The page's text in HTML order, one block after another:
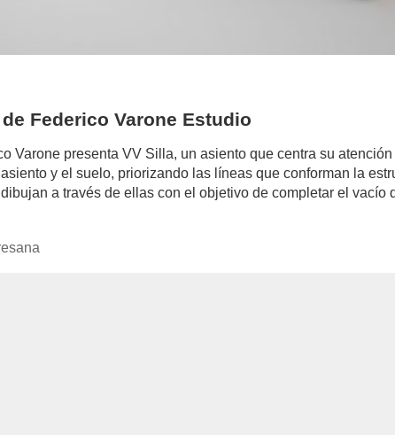
Federico Varone Estudio
Varone presenta VV Silla, un asiento que centra su atención
y el suelo, priorizando las líneas que conforman la
a través de ellas con el objetivo de completar el vacío
author/jazmin-